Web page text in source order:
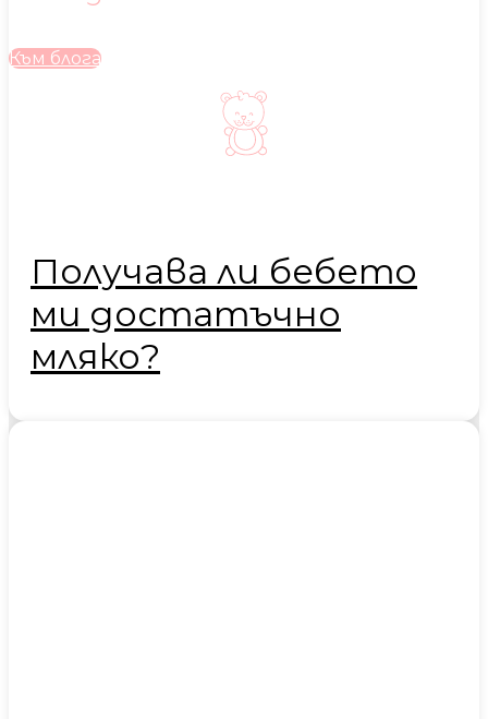
Към блога
Получава ли бебето
ми достатъчно
мляко?